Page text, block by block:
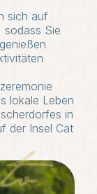
sich auf
sodass Sie
lokale Leben
in
der Insel Cat